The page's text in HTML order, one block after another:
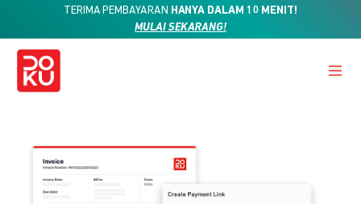
TERIMA PEMBAYARAN HANYA DALAM 10 MENIT!
MULAI SEKARANG!